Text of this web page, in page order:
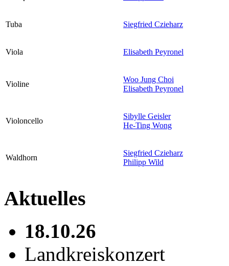
Tuba Siegfried Czieharz
Viola Elisabeth Peyronel
Violine
Woo Jung Choi
Elisabeth Peyronel
Violoncello
Sibylle Geisler
He-Ting Wong
Waldhorn
Siegfried Czieharz
Philipp Wild
Aktuelles
18.10.26
Landkreiskonzert